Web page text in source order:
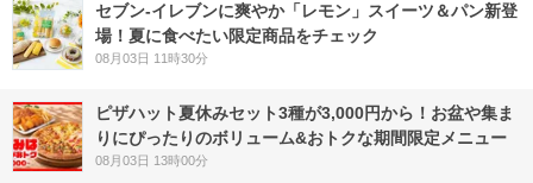
セブン‐イレブンに爽やか「レモン」スイーツ＆パン新登
場！夏に食べたい限定商品をチェック
08月03日 11時30分
ピザハット夏休みセット3種が3,000円から！お盆や集ま
りにぴったりのボリューム&おトクな期間限定メニュー
08月03日 13時00分